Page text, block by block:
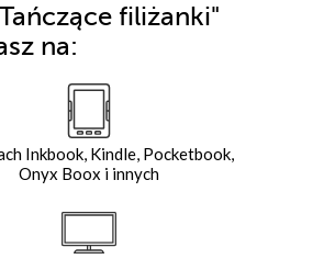
filiżanki"
na:
Inkbook, Kindle, Pocketbook,
Onyx Boox i innych